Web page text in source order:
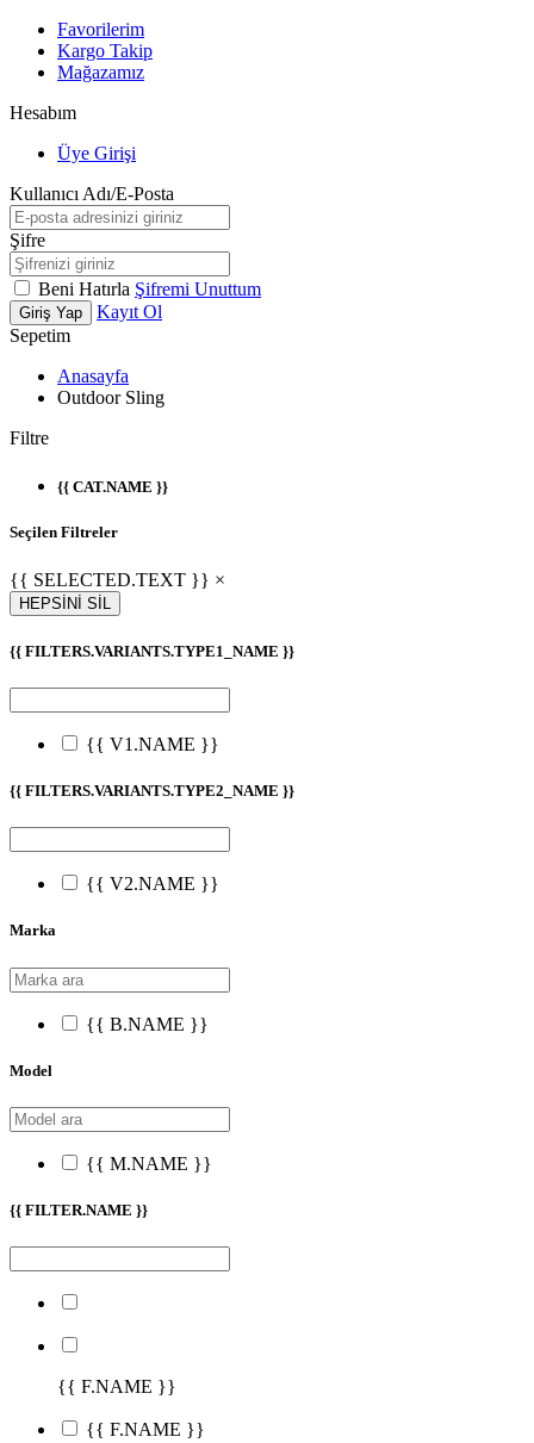
Favorilerim
Kargo Takip
Mağazamız
Hesabım
Üye Girişi
Kullanıcı Adı/E-Posta
Şifre
Beni Hatırla Şifremi Unuttum
Giriş Yap
Kayıt Ol
Sepetim
Anasayfa
Outdoor Sling
Filtre
{{ CAT.NAME }}
Seçilen Filtreler
{{ SELECTED.TEXT }} ×
HEPSİNİ SİL
{{ FILTERS.VARIANTS.TYPE1_NAME }}
{{ V1.NAME }}
{{ FILTERS.VARIANTS.TYPE2_NAME }}
{{ V2.NAME }}
Marka
{{ B.NAME }}
Model
{{ M.NAME }}
{{ FILTER.NAME }}
{{ F.NAME }}
{{ F.NAME }}